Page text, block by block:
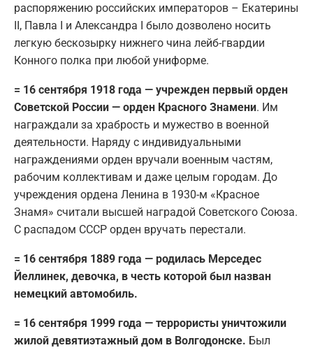
распоряжению российских императоров – Екатерины
II, Павла I и Александра I было дозволено носить
легкую бескозырку нижнего чина лейб-гвардии
Конного полка при любой униформе.
= 16 сентября 1918 года — учрежден первый орден
Советской России — орден Красного Знамени. Им
награждали за храбрость и мужество в военной
деятельности. Наряду с индивидуальными
награждениями орден вручали военным частям,
рабочим коллективам и даже целым городам. До
учреждения ордена Ленина в 1930-м «Красное
Знамя» считали высшей наградой Советского Союза.
С распадом СССР орден вручать перестали.
= 16 сентября 1889 года — родилась Мерседес
Йеллинек, девочка, в честь которой был назван
немецкий автомобиль.
= 16 сентября 1999 года — террористы уничтожили
жилой девятиэтажный дом в Волгодонске. Был